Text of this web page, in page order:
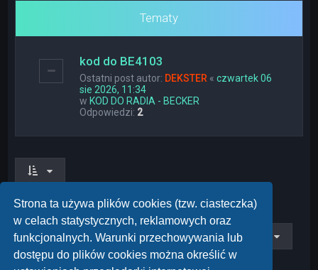
Strona ta używa plików cookies (tzw. ciasteczka)
w celach statystycznych, reklamowych oraz
funkcjonalnych. Warunki przechowywania lub
dostępu do plików cookies można określić w
Tematy
kod do BE4103
Ostatni post autor: DEKSTER «czwartek 06
sie 2026, 11:34
w KOD DO RADIA - BECKER
Odpowiedzi: 2
Przejdź do